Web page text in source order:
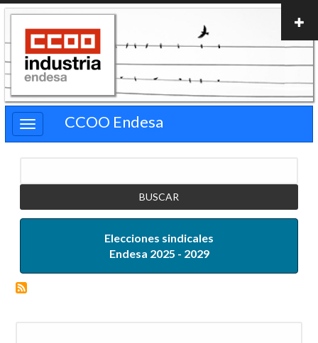
Pasar
contenido
principal
CCOO Endesa
Elecciones sindicales
Endesa 2025 - 2029